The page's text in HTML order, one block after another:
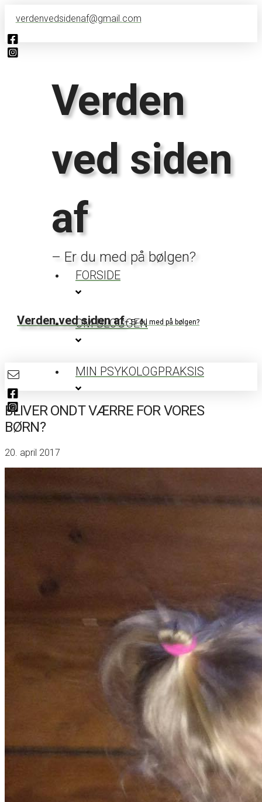
verdenvedsidenaf@gmail.com
Verden
ved siden
af
– Er du med på bølgen?
FORSIDE
OM BLOGGEN
MIN PSYKOLOGPRAKSIS
Verden ved siden af– Er du med på bølgen?
BLIVER ONDT VÆRRE FOR VORES
BØRN?
20. april 2017